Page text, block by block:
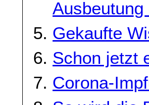
Gekaufte
Schon jetzt
Corona-